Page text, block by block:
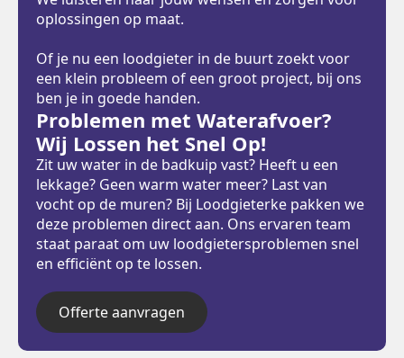
oplossingen op maat.
Of je nu een loodgieter in de buurt zoekt voor
een klein probleem of een groot project, bij ons
ben je in goede handen.
Problemen met Waterafvoer?
Wij Lossen het Snel Op!
Zit uw water in de badkuip vast? Heeft u een
lekkage? Geen warm water meer? Last van
vocht op de muren? Bij Loodgieterke pakken we
deze problemen direct aan. Ons ervaren team
staat paraat om uw loodgietersproblemen snel
en efficiënt op te lossen.
Offerte aanvragen